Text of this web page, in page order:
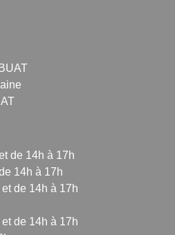
de 14h à 17h
14h à 17h
de 14h à 17h
de 14h à 17h